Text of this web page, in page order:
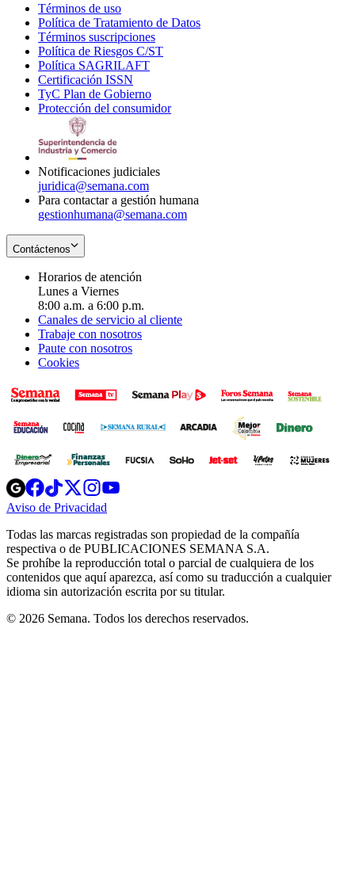
Términos de uso
in
new
window
Política de Tratamiento de Datos
Términos suscripciones
in
Política de Riesgos C/ST
Política SAGRILAFT
new
window
Certificación ISSN
in
new
TyC Plan de Gobierno
in
Protección del consumidorOpens
Notificaciones judiciales
juridica@semana.com
Para contactar a gestión humana
gestionhumana@semana.com
Contáctenos
Horarios de atención
Lunes a Viernes
8:00 a.m. a 6:00 p.m.
Canales de servicio al cliente
Trabaje con nosotros
Paute con nosotros
Cookies
Opens
in
new
Opens
in
new
Opens
in
new
window
Opens
new
windowwindow
Aviso de Privacidad
new
window
Todas las marcas registradas son propiedad de la compañía
respectiva o de PUBLICACIONES SEMANA S.A.
Se prohíbe la reproducción total o parcial de cualquiera de los
contenidos que aquí aparezca, así como su traducción a cualquier
idioma sin autorización escrita por su titular.
© 2026 Semana. Todos los derechos reservados.